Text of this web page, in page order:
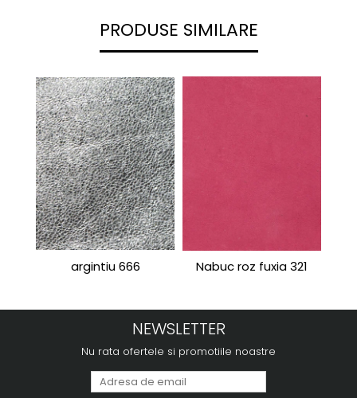
PRODUSE SIMILARE
argintiu 666 Nabuc roz fuxia 321
NEWSLETTER
Nu rata ofertele si promotiile noastre